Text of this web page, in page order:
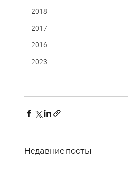
2018
2017
2016
2023
Недавние посты